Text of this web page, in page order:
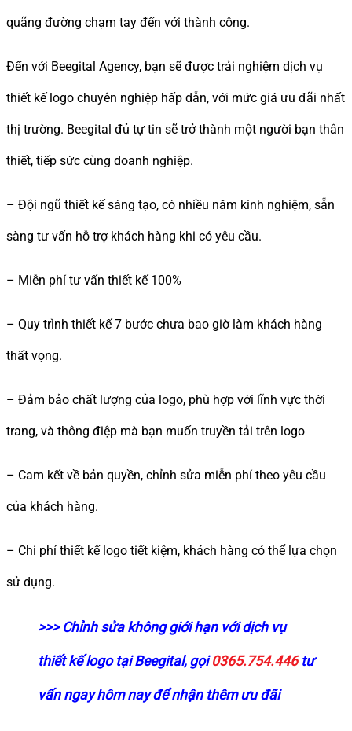
quãng đường chạm tay đến với thành công.
Đến với Beegital Agency, bạn sẽ được trải nghiệm dịch vụ
thiết kế logo chuyên nghiệp hấp dẫn, với mức giá ưu đãi nhất
thị trường. Beegital đủ tự tin sẽ trở thành một người bạn thân
thiết, tiếp sức cùng doanh nghiệp.
– Đội ngũ thiết kế sáng tạo, có nhiều năm kinh nghiệm, sẵn
sàng tư vấn hỗ trợ khách hàng khi có yêu cầu.
– Miễn phí tư vấn thiết kế 100%
– Quy trình thiết kế 7 bước chưa bao giờ làm khách hàng
thất vọng.
– Đảm bảo chất lượng của logo, phù hợp với lĩnh vực thời
trang, và thông điệp mà bạn muốn truyền tải trên logo
– Cam kết về bản quyền, chỉnh sửa miễn phí theo yêu cầu
của khách hàng.
– Chi phí thiết kế logo tiết kiệm, khách hàng có thể lựa chọn
sử dụng.
>>> Chỉnh sửa không giới hạn với dịch vụ
thiết kế logo tại Beegital, gọi 0365.754.446tư
vấn ngay hôm nay để nhận thêm ưu đãi